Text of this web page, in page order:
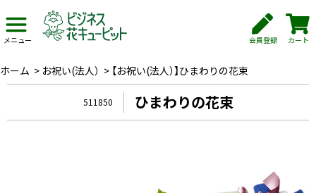
メニュー 会員登録 カート
ホーム > お祝い(法人） > 【お祝い(法人）】ひまわりの花束
511850 ひまわりの花束